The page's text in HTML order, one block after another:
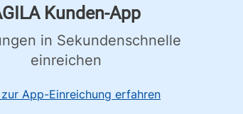
Kunden-App
in Sekundenschnelle
einreichen
App-Einreichung erfahren